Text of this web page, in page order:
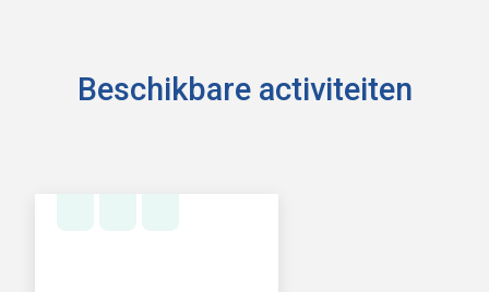
Beschikbare activiteiten